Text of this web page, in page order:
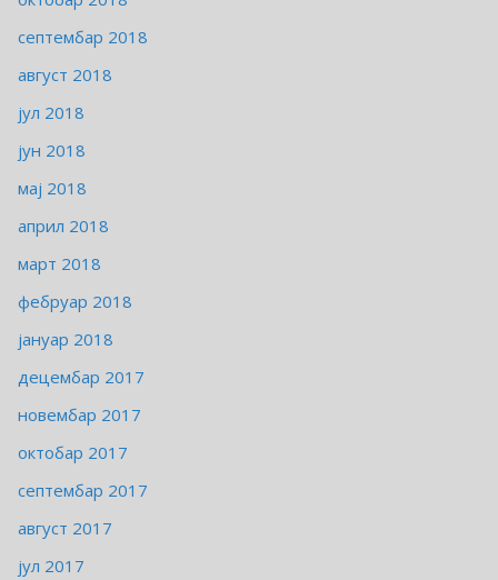
септембар 2018
август 2018
јул 2018
јун 2018
мај 2018
април 2018
март 2018
фебруар 2018
јануар 2018
децембар 2017
новембар 2017
октобар 2017
септембар 2017
август 2017
јул 2017